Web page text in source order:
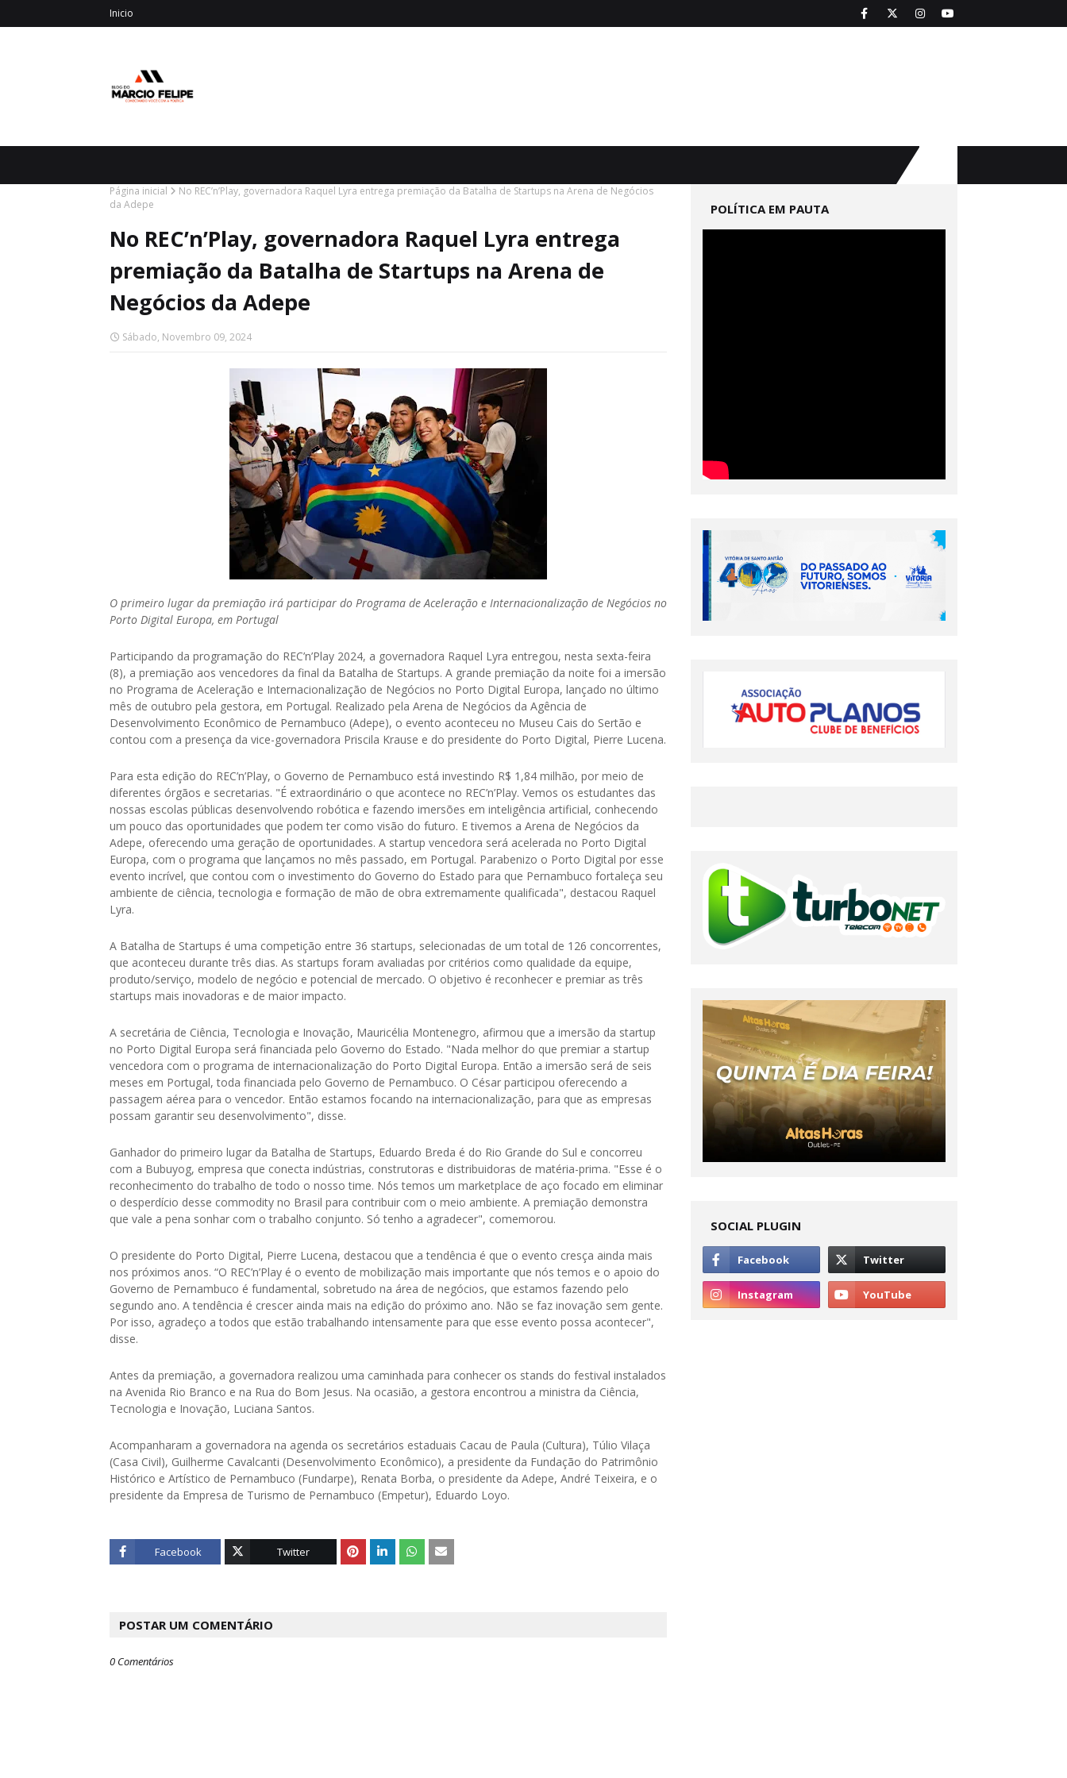
Inicio
Página inicial
No REC’n’Play, governadora Raquel Lyra entrega premiação da Batalha de Startups na Arena de Negócios
da Adepe
No REC’n’Play, governadora Raquel Lyra entrega
premiação da Batalha de Startups na Arena de
Negócios da Adepe
Sábado, Novembro 09, 2024
O primeiro lugar da premiação irá participar do Programa de Aceleração e Internacionalização de Negócios no
Porto Digital Europa, em Portugal
Participando da programação do REC’n’Play 2024, a governadora Raquel Lyra entregou, nesta sexta-feira
(8), a premiação aos vencedores da final da Batalha de Startups. A grande premiação da noite foi a imersão
no Programa de Aceleração e Internacionalização de Negócios no Porto Digital Europa, lançado no último
mês de outubro pela gestora, em Portugal. Realizado pela Arena de Negócios da Agência de
Desenvolvimento Econômico de Pernambuco (Adepe), o evento aconteceu no Museu Cais do Sertão e
contou com a presença da vice-governadora Priscila Krause e do presidente do Porto Digital, Pierre Lucena.
Para esta edição do REC’n’Play, o Governo de Pernambuco está investindo R$ 1,84 milhão, por meio de
diferentes órgãos e secretarias. "É extraordinário o que acontece no REC’n’Play. Vemos os estudantes das
nossas escolas públicas desenvolvendo robótica e fazendo imersões em inteligência artificial, conhecendo
um pouco das oportunidades que podem ter como visão do futuro. E tivemos a Arena de Negócios da
Adepe, oferecendo uma geração de oportunidades. A startup vencedora será acelerada no Porto Digital
Europa, com o programa que lançamos no mês passado, em Portugal. Parabenizo o Porto Digital por esse
evento incrível, que contou com o investimento do Governo do Estado para que Pernambuco fortaleça seu
ambiente de ciência, tecnologia e formação de mão de obra extremamente qualificada", destacou Raquel
Lyra.
A Batalha de Startups é uma competição entre 36 startups, selecionadas de um total de 126 concorrentes,
que aconteceu durante três dias. As startups foram avaliadas por critérios como qualidade da equipe,
produto/serviço, modelo de negócio e potencial de mercado. O objetivo é reconhecer e premiar as três
startups mais inovadoras e de maior impacto.
A secretária de Ciência, Tecnologia e Inovação, Mauricélia Montenegro, afirmou que a imersão da startup
no Porto Digital Europa será financiada pelo Governo do Estado. "Nada melhor do que premiar a startup
vencedora com o programa de internacionalização do Porto Digital Europa. Então a imersão será de seis
meses em Portugal, toda financiada pelo Governo de Pernambuco. O César participou oferecendo a
passagem aérea para o vencedor. Então estamos focando na internacionalização, para que as empresas
possam garantir seu desenvolvimento", disse.
Ganhador do primeiro lugar da Batalha de Startups, Eduardo Breda é do Rio Grande do Sul e concorreu
com a Bubuyog, empresa que conecta indústrias, construtoras e distribuidoras de matéria-prima. "Esse é o
reconhecimento do trabalho de todo o nosso time. Nós temos um marketplace de aço focado em eliminar
o desperdício desse commodity no Brasil para contribuir com o meio ambiente. A premiação demonstra
que vale a pena sonhar com o trabalho conjunto. Só tenho a agradecer", comemorou.
O presidente do Porto Digital, Pierre Lucena, destacou que a tendência é que o evento cresça ainda mais
nos próximos anos. “O REC’n’Play é o evento de mobilização mais importante que nós temos e o apoio do
Governo de Pernambuco é fundamental, sobretudo na área de negócios, que estamos fazendo pelo
segundo ano. A tendência é crescer ainda mais na edição do próximo ano. Não se faz inovação sem gente.
Por isso, agradeço a todos que estão trabalhando intensamente para que esse evento possa acontecer",
disse.
Antes da premiação, a governadora realizou uma caminhada para conhecer os stands do festival instalados
na Avenida Rio Branco e na Rua do Bom Jesus. Na ocasião, a gestora encontrou a ministra da Ciência,
Tecnologia e Inovação, Luciana Santos.
Acompanharam a governadora na agenda os secretários estaduais Cacau de Paula (Cultura), Túlio Vilaça
(Casa Civil), Guilherme Cavalcanti (Desenvolvimento Econômico), a presidente da Fundação do Patrimônio
Histórico e Artístico de Pernambuco (Fundarpe), Renata Borba, o presidente da Adepe, André Teixeira, e o
presidente da Empresa de Turismo de Pernambuco (Empetur), Eduardo Loyo.
Facebook Twitter
POSTAR UM COMENTÁRIO
0 Comentários
POLÍTICA EM PAUTA
SOCIAL PLUGIN